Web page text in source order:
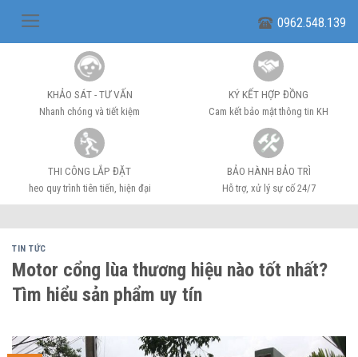
0962.548.139
KHẢO SÁT - TƯ VẤN
Nhanh chóng và tiết kiệm
KÝ KẾT HỢP ĐỒNG
Cam kết bảo mật thông tin KH
THI CÔNG LẮP ĐẶT
heo quy trình tiên tiến, hiện đại
BẢO HÀNH BẢO TRÌ
Hỗ trợ, xử lý sự cố 24/7
TIN TỨC
Motor cổng lùa thương hiệu nào tốt nhất?
Tìm hiểu sản phẩm uy tín